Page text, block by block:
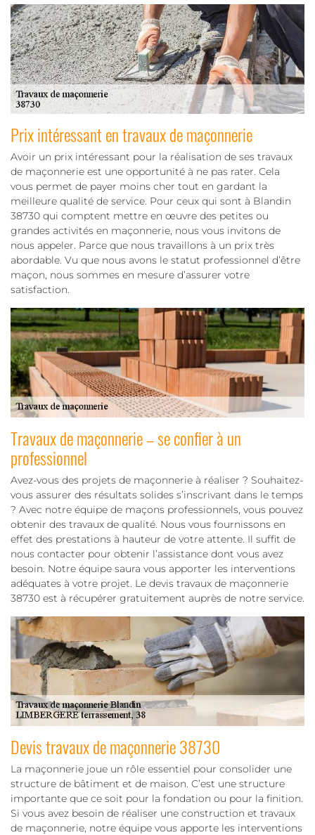
Prix intéressant en travaux de maçonnerie
Avoir un prix intéressant pour la réalisation de ses travaux
de maçonnerie est une opportunité à ne pas rater. Cela
vous permet de payer moins cher tout en gardant la
meilleure qualité de service. Pour ceux qui sont à Blandin
38730 qui comptent mettre en œuvre des petites ou
grandes activités en maçonnerie, nous vous invitons de
nous appeler. Parce que nous travaillons à un prix très
abordable. Vu que nous avons le statut professionnel d’être
maçon, nous sommes en mesure d’assurer votre
satisfaction.
Travaux de maçonnerie – se confier à un
professionnel
Avez-vous des projets de maçonnerie à réaliser ? Souhaitez-
vous assurer des résultats solides s’inscrivant dans le temps
? Avec notre équipe de maçons professionnels, vous pouvez
obtenir des travaux de qualité. Nous vous fournissons en
effet des prestations à hauteur de votre attente. Il suffit de
nous contacter pour obtenir l’assistance dont vous avez
besoin. Notre équipe saura vous apporter les interventions
adéquates à votre projet. Le devis travaux de maçonnerie
38730 est à récupérer gratuitement auprès de notre service.
Devis travaux de maçonnerie 38730
La maçonnerie joue un rôle essentiel pour consolider une
structure de bâtiment et de maison. C’est une structure
importante que ce soit pour la fondation ou pour la finition.
Si vous avez besoin de réaliser une construction et travaux
de maçonnerie, notre équipe vous apporte les interventions